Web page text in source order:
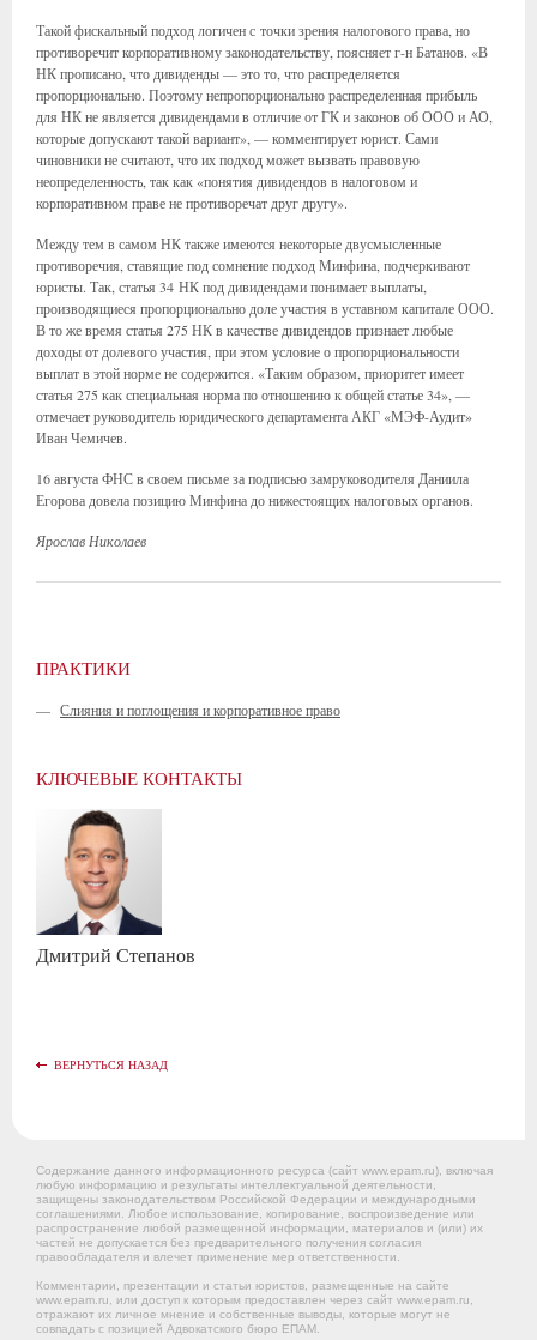
Такой фискальный подход логичен с точки зрения налогового права, но
противоречит корпоративному законодательству, поясняет г-н Батанов. «В
НК прописано, что дивиденды — это то, что распределяется
пропорционально. Поэтому непропорционально распределенная прибыль
для НК не является дивидендами в отличие от ГК и законов об ООО и АО,
которые допускают такой вариант», — комментирует юрист. Сами
чиновники не считают, что их подход может вызвать правовую
неопределенность, так как «понятия дивидендов в налоговом и
корпоративном праве не противоречат друг другу».
Между тем в самом НК также имеются некоторые двусмысленные
противоречия, ставящие под сомнение подход Минфина, подчеркивают
юристы. Так, статья 34 НК под дивидендами понимает выплаты,
производящиеся пропорционально доле участия в уставном капитале ООО.
В то же время статья 275 НК в качестве дивидендов признает любые
доходы от долевого участия, при этом условие о пропорциональности
выплат в этой норме не содержится. «Таким образом, приоритет имеет
статья 275 как специальная норма по отношению к общей статье 34», —
отмечает руководитель юридического департамента АКГ «МЭФ-Аудит»
Иван Чемичев.
16 августа ФНС в своем письме за подписью замруководителя Даниила
Егорова довела позицию Минфина до нижестоящих налоговых органов.
Ярослав Николаев
ПРАКТИКИ
— Слияния и поглощения и корпоративное право
КЛЮЧЕВЫЕ КОНТАКТЫ
Дмитрий Степанов
ВЕРНУТЬСЯ НАЗАД
Содержание данного информационного ресурса (сайт www.epam.ru), включая
любую информацию и результаты интеллектуальной деятельности,
защищены законодательством Российской Федерации и международными
соглашениями. Любое использование, копирование, воспроизведение или
распространение любой размещенной информации, материалов и (или) их
частей не допускается без предварительного получения согласия
правообладателя и влечет применение мер ответственности.
Комментарии, презентации и статьи юристов, размещенные на сайте
www.epam.ru, или доступ к которым предоставлен через сайт www.epam.ru,
отражают их личное мнение и собственные выводы, которые могут не
совпадать с позицией Адвокатского бюро ЕПАМ.